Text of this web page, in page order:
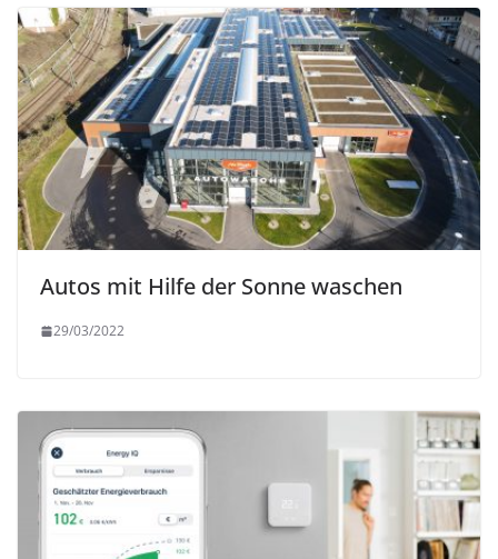
Autos mit Hilfe der Sonne waschen
29/03/2022